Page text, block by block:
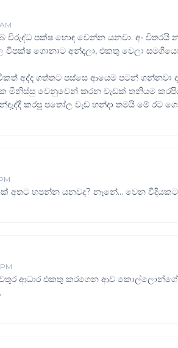
පක්ෂ හොඳ වෙන්න යනවා. අං විතරයි
විපක්ෂ ගොනාට අන්දලා, එකතු වෙලා
අද්ද ගත්තට පස්සෙ ආයෙම පටන් ගන්නවා
මිනිස්සු වෙනුවෙන් කරන වැඩක් තනියම
කරපු පතෝල වැඩ හන්දා තමයි මේ රට
අතට හපන්න යනවද? නෑනේ... වෙන
ආධාර එකතු කරගෙන ආව